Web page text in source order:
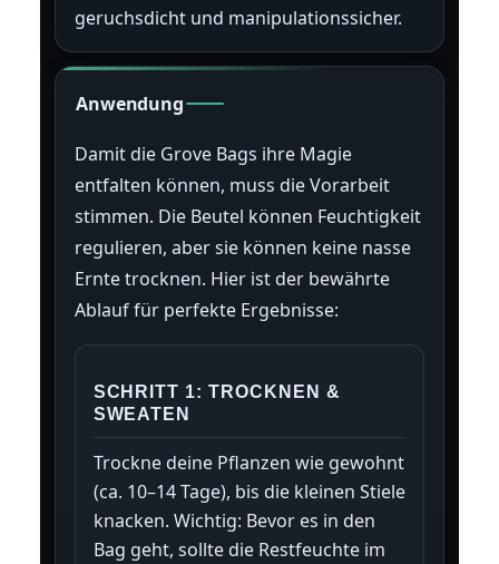
geruchsdicht und manipulationssicher.
Anwendung
Damit die Grove Bags ihre Magie
entfalten können, muss die Vorarbeit
stimmen. Die Beutel können Feuchtigkeit
regulieren, aber sie können keine nasse
Ernte trocknen. Hier ist der bewährte
Ablauf für perfekte Ergebnisse:
SCHRITT 1: TROCKNEN &
SWEATEN
Trockne deine Pflanzen wie gewohnt
(ca. 10–14 Tage), bis die kleinen Stiele
knacken. Wichtig: Bevor es in den
Bag geht, sollte die Restfeuchte im